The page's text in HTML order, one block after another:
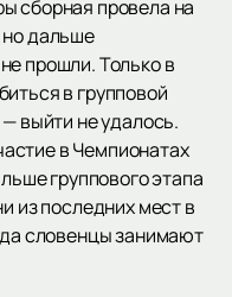
сборная провела на
но дальше
прошли. Только в
в групповой
выйти не удалось.
в Чемпионатах
группового этапа
из последних мест в
словенцы занимают